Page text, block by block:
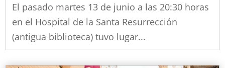
El pasado martes 13 de junio a las 20:30 horas
en el Hospital de la Santa Resurrección
(antigua biblioteca) tuvo lugar...